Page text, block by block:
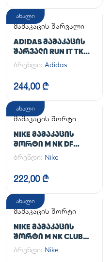
ახალი
მამაკაცის შარვალი
ADIDAS ᲛᲐᲛᲐᲙᲐᲪᲘᲡ
ᲨᲐᲠᲕᲐᲚᲘ RUN IT TKO
PANT
ბრენდი: Adidas
244,00 ₾
ახალი
მამაკაცის შორტი
NIKE ᲛᲐᲛᲐᲙᲐᲪᲘᲡ
ᲨᲝᲠᲢᲘ M NK DF
UNLIMITED WVN 7IN
2IN1
ბრენდი: Nike
222,00 ₾
ახალი
მამაკაცის შორტი
NIKE ᲛᲐᲛᲐᲙᲐᲪᲘᲡ
ᲨᲝᲠᲢᲘ M NK CLUB
FLOW SHORT
ბრენდი: Nike